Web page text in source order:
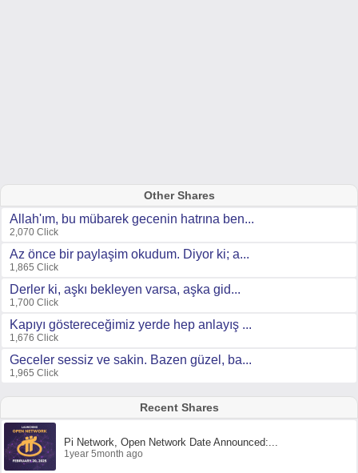
Other Shares
Allah'ım, bu mübarek gecenin hatrına ben...
2,070 Click
Az önce bir paylaşim okudum. Diyor ki; a...
1,865 Click
Derler ki, aşkı bekleyen varsa, aşka gid...
1,700 Click
Kapıyı göstereceğimiz yerde hep anlayış ...
1,676 Click
Geceler sessiz ve sakin. Bazen güzel, ba...
1,965 Click
Recent Shares
Pi Network, Open Network Date Announced:...
1year 5month ago